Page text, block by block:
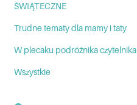
ŚWIĄTECZNE
Trudne tematy dla mamy i taty
W plecaku podróżnika czytelnika
Wszystkie